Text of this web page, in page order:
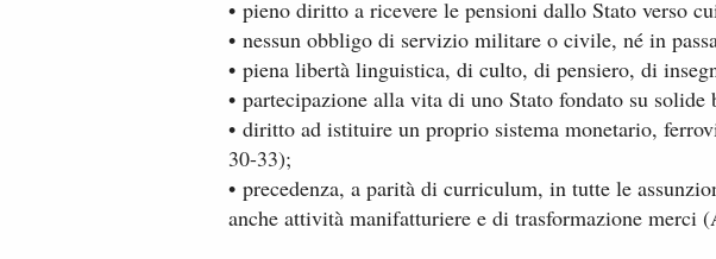
• pieno diritto a ricevere le pensioni ​dallo Stato verso
• nessun obbligo di servizio militare o civile, né in
• piena libertà linguistica, di culto, di pensiero, di
• partecipazione alla vita di uno Stato fondato su
• diritto ad istituire un proprio sistema monetario,
30-33);
• precedenza, a parità di curriculum, in tutte le
anche attività manifatturiere e di trasformazione